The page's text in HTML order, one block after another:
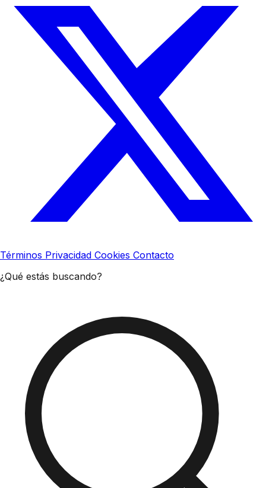
Términos Privacidad Cookies Contacto
¿Qué estás buscando?